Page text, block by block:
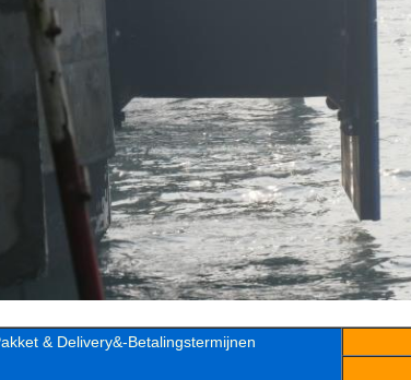
& Delivery&-Betalingstermijnen